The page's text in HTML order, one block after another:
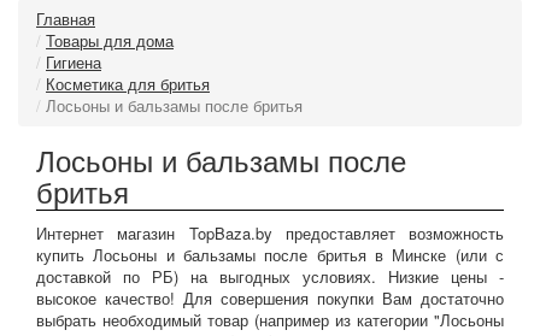
Главная
Товары для дома
Гигиена
Косметика для бритья
Лосьоны и бальзамы после бритья
Лосьоны и бальзамы после
бритья
Интернет магазин TopBaza.by предоставляет возможность
купить Лосьоны и бальзамы после бритья в Минске (или с
доставкой по РБ) на выгодных условиях. Низкие цены -
высокое качество! Для совершения покупки Вам достаточно
выбрать необходимый товар (например из категории "Лосьоны